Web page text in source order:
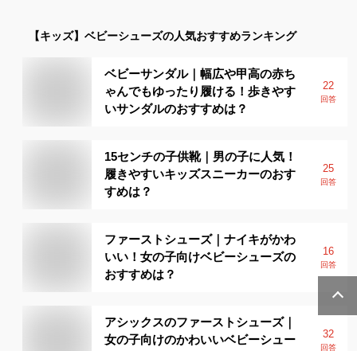
【キッズ】 ベビーシューズの人気おすすめランキング
ベビーサンダル｜幅広や甲高の赤ち
ゃんでもゆったり履ける！歩きやす
いサンダルのおすすめは？
22
回答
15センチの子供靴｜男の子に人気！
履きやすいキッズスニーカーのおす
すめは？
25
回答
ファーストシューズ｜ナイキがかわ
いい！女の子向けベビーシューズの
おすすめは？
16
回答
アシックスのファーストシューズ｜
女の子向けのかわいいベビーシュー
32
回答